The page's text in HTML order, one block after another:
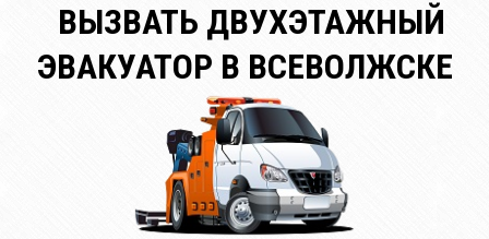
ВЫЗВАТЬ ДВУХЭТАЖНЫЙ
ЭВАКУАТОР В ВСЕВОЛЖСКЕ